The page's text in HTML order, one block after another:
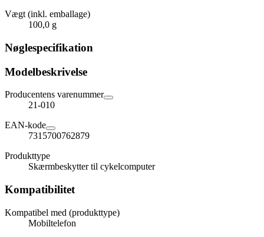
Vægt (inkl. emballage)
100,0 g
Nøglespecifikation
Modelbeskrivelse
Producentens varenummer
21-010
EAN-kode
7315700762879
Produkttype
Skærmbeskytter til cykelcomputer
Kompatibilitet
Kompatibel med (produkttype)
Mobiltelefon